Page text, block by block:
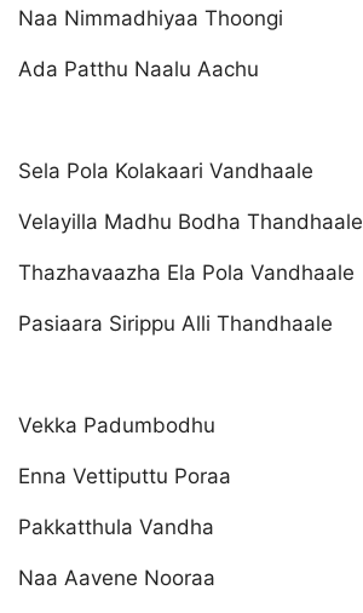
Naa Nimmadhiyaa Thoongi
Ada Patthu Naalu Aachu
Sela Pola Kolakaari Vandhaale
Velayilla Madhu Bodha Thandhaale
Thazhavaazha Ela Pola Vandhaale
Pasiaara Sirippu Alli Thandhaale
Vekka Padumbodhu
Enna Vettiputtu Poraa
Pakkatthula Vandha
Naa Aavene Nooraa